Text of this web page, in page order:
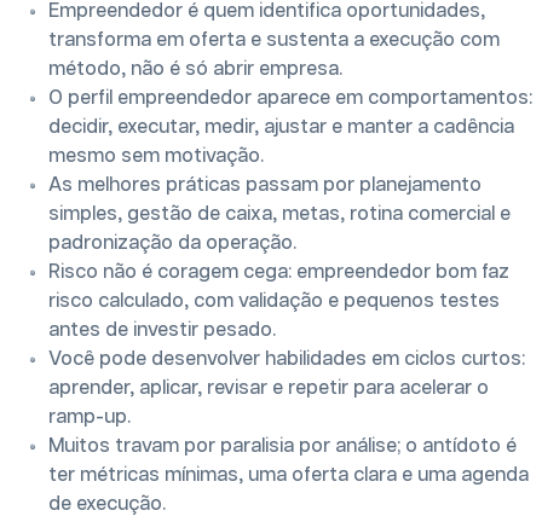
Empreendedor é quem identifica oportunidades,
transforma em oferta e sustenta a execução com
método, não é só abrir empresa.
O perfil empreendedor aparece em comportamentos:
decidir, executar, medir, ajustar e manter a cadência
mesmo sem motivação.
As melhores práticas passam por planejamento
simples, gestão de caixa, metas, rotina comercial e
padronização da operação.
Risco não é coragem cega: empreendedor bom faz
risco calculado, com validação e pequenos testes
antes de investir pesado.
Você pode desenvolver habilidades em ciclos curtos:
aprender, aplicar, revisar e repetir para acelerar o
ramp-up.
Muitos travam por paralisia por análise; o antídoto é
ter métricas mínimas, uma oferta clara e uma agenda
de execução.